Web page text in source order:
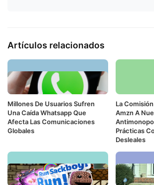
Artículos relacionados
Millones De Usuarios Sufren
Una Caída Whatsapp Que
Afecta Las Comunicaciones
Globales
La
Amzn A
Prácticas
Desleales